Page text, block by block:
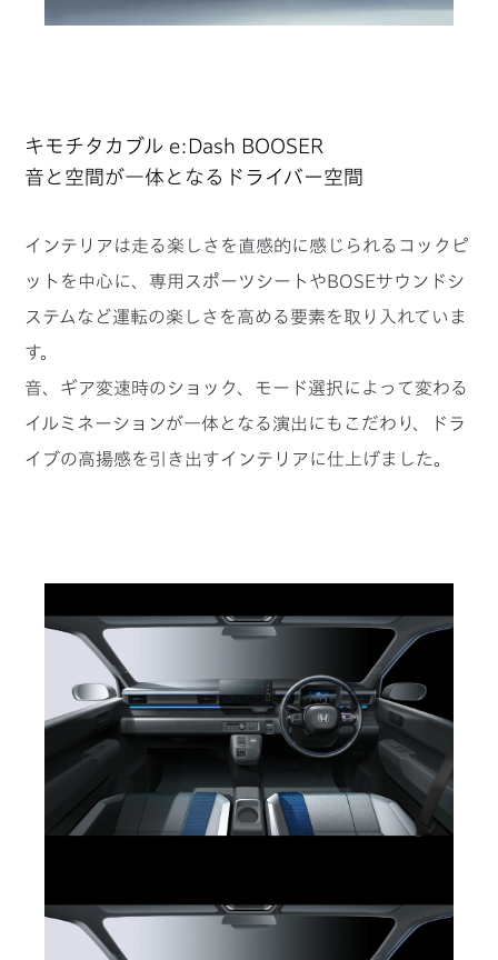
キモチタカブル e:Dash BOOSER
音と空間が一体となるドライバー空間
インテリアは走る楽しさを直感的に感じられるコックピ
ットを中心に、専用スポーツシートやBOSEサウンドシ
ステムなど運転の楽しさを高める要素を取り入れていま
す。
音、ギア変速時のショック、モード選択によって変わる
イルミネーションが一体となる演出にもこだわり、ドラ
イブの高揚感を引き出すインテリアに仕上げました。